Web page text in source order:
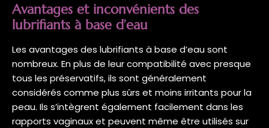
Avantages et inconvénients des
lubrifiants à base d’eau
Les avantages des lubrifiants à base d’eau sont
nombreux. En plus de leur compatibilité avec presque
tous les préservatifs, ils sont généralement
considérés comme plus sûrs et moins irritants pour la
peau. Ils s’intègrent également facilement dans les
rapports vaginaux et peuvent même être utilisés sur